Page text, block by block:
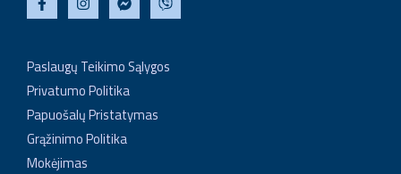
Paslaugų Teikimo Sąlygos
Privatumo Politika
Papuošalų Pristatymas
Grąžinimo Politika
Mokėjimas